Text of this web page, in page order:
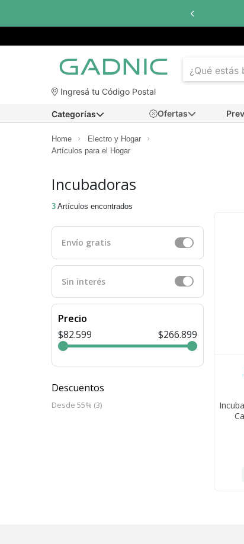
Ingresá tu Código Postal
Ofertas
Categorías
Home
Electro y Hogar
Artículos para el Hogar
Incubadoras
3 Artículos encontrados
Envío gratis
Sin interés
Precio
$82.599
$266.899
Descuentos
Desde 55% (3)